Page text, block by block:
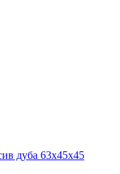
дуба 63х45х45